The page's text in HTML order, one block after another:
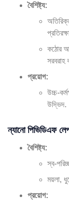
বৈশিষ্ট্য:
কঠোর
সরবরাহ
প্রয়োগ:
উচ্চ-
উদ্ভিদ.
ন্যানো পিভিডিএফ
বৈশিষ্ট্য:
স্ব-
ময়লা,
প্রয়োগ: